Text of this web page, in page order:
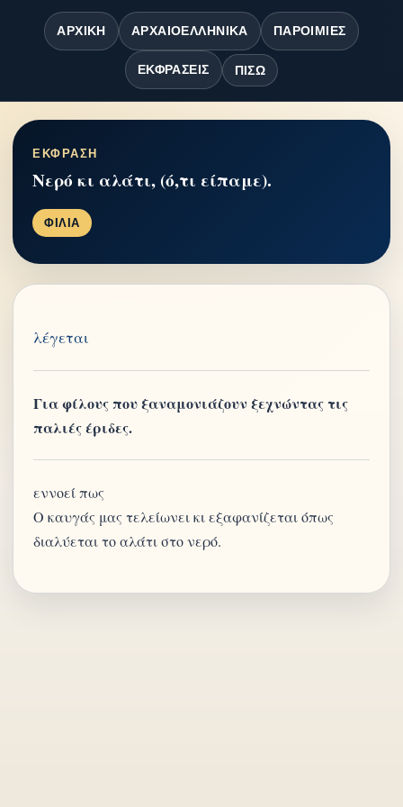
ΑΡΧΙΚΉ ΑΡΧΑΙΟΕΛΛΗΝΙΚΆ ΠΑΡΟΙΜΊΕΣ
ΕΚΦΡΆΣΕΙΣ ΠΊΣΩ
ΕΚΦΡΑΣΗ
Νερό κι αλάτι, (ό,τι είπαμε).
ΦΙΛΙΑ
λέγεται
Για φίλους που ξαναμονιάζουν ξεχνώντας τις
παλιές έριδες.
εννοεί πως
Ο καυγάς μας τελείωνει κι εξαφανίζεται όπως
διαλύεται το αλάτι στο νερό.